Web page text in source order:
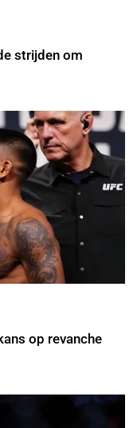
strijden om
op revanche